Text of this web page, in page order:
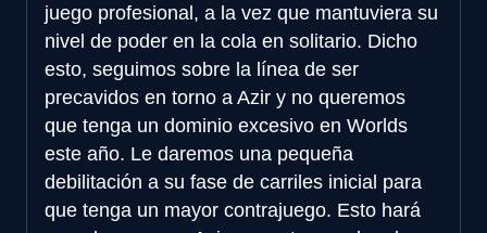
juego profesional, a la vez que mantuviera su
nivel de poder en la cola en solitario. Dicho
esto, seguimos sobre la línea de ser
precavidos en torno a Azir y no queremos
que tenga un dominio excesivo en Worlds
este año. Le daremos una pequeña
debilitación a su fase de carriles inicial para
que tenga un mayor contrajuego. Esto hará